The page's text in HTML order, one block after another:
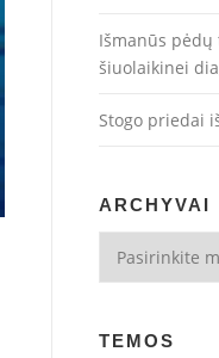
Išmanūs
šiuolaikinei
Stogo priedai
ARCHYVAI
TEMOS